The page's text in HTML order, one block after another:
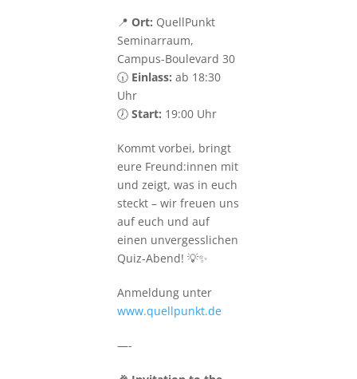
📍 Ort: QuellPunkt
Seminarraum,
Campus-Boulevard 30
🕡 Einlass: ab 18:30
Uhr
🕖 Start: 19:00 Uhr
Kommt vorbei, bringt
eure Freund:innen mit
und zeigt, was in euch
steckt – wir freuen uns
auf euch und auf
einen unvergesslichen
Quiz-Abend! 💡✨
Anmeldung unter
www.quellpunkt.de
—-